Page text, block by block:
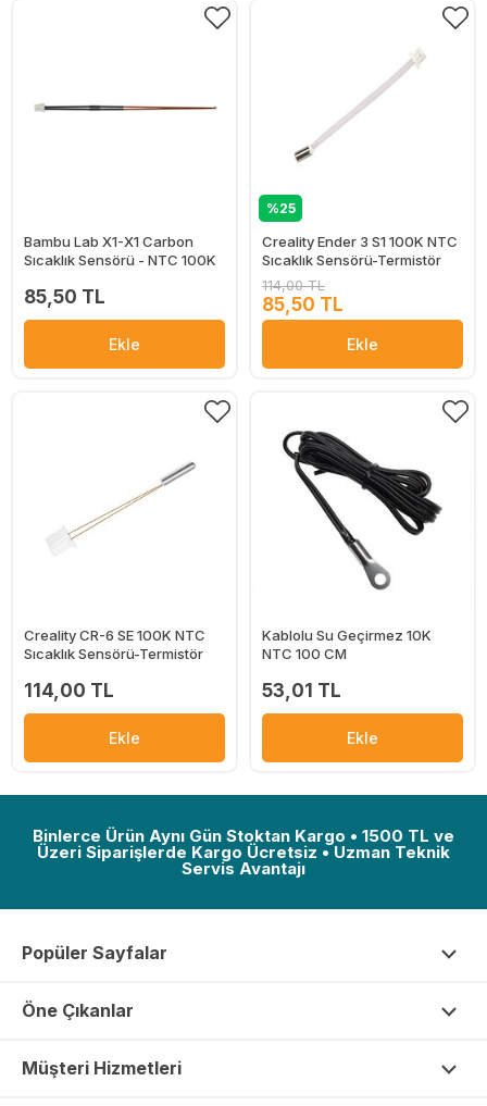
Bambu Lab X1-X1 Carbon
Sıcaklık Sensörü - NTC 100K
85,50 TL
Ekle
%25
Creality Ender 3 S1 100K NTC
Sıcaklık Sensörü-Termistör
114,00 TL
85,50 TL
Ekle
Creality CR-6 SE 100K NTC
Sıcaklık Sensörü-Termistör
114,00 TL
Ekle
Kablolu Su Geçirmez 10K
NTC 100 CM
53,01 TL
Ekle
Binlerce Ürün Aynı Gün Stoktan Kargo • 1500 TL ve
Üzeri Siparişlerde Kargo Ücretsiz • Uzman Teknik
Servis Avantajı
Popüler Sayfalar
Öne Çıkanlar
Müşteri Hizmetleri